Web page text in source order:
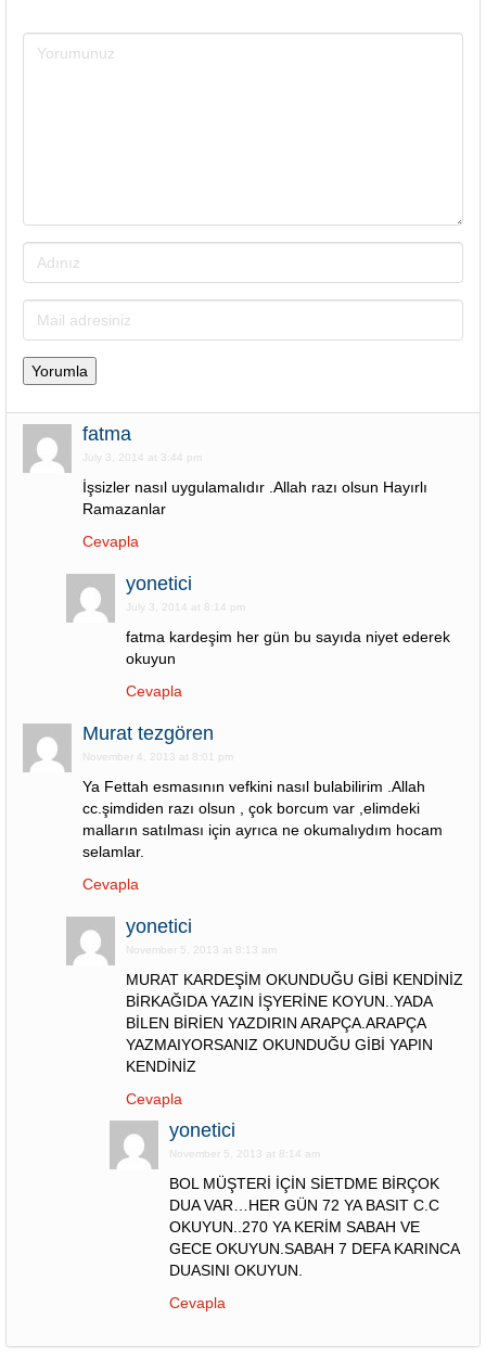
fatma
July 3, 2014 at 3:44 pm
İşsizler nasıl uygulamalıdır .Allah razı olsun Hayırlı
Ramazanlar
Cevapla
yonetici
July 3, 2014 at 8:14 pm
fatma kardeşim her gün bu sayıda niyet ederek
okuyun
Cevapla
Murat tezgören
November 4, 2013 at 8:01 pm
Ya Fettah esmasının vefkini nasıl bulabilirim .Allah
cc.şimdiden razı olsun , çok borcum var ,elimdeki
malların satılması için ayrıca ne okumalıydım hocam
selamlar.
Cevapla
yonetici
November 5, 2013 at 8:13 am
MURAT KARDEŞİM OKUNDUĞU GİBİ KENDİNİZ
BİRKAĞIDA YAZIN İŞYERİNE KOYUN..YADA
BİLEN BİRİEN YAZDIRIN ARAPÇA.ARAPÇA
YAZMAIYORSANIZ OKUNDUĞU GİBİ YAPIN
KENDİNİZ
Cevapla
yonetici
November 5, 2013 at 8:14 am
BOL MÜŞTERİ İÇİN SİETDME BİRÇOK
DUA VAR…HER GÜN 72 YA BASIT C.C
OKUYUN..270 YA KERİM SABAH VE
GECE OKUYUN.SABAH 7 DEFA KARINCA
DUASINI OKUYUN.
Cevapla